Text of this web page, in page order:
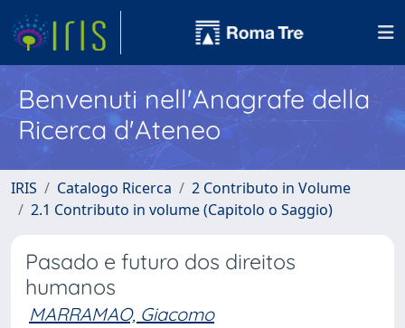
Benvenuti nell'Anagrafe della
Ricerca d'Ateneo
IRIS Catalogo Ricerca
2 Contributo in Volume
2.1 Contributo in volume (Capitolo o Saggio)
Pasado e futuro dos direitos
humanos
MARRAMAO, Giacomo